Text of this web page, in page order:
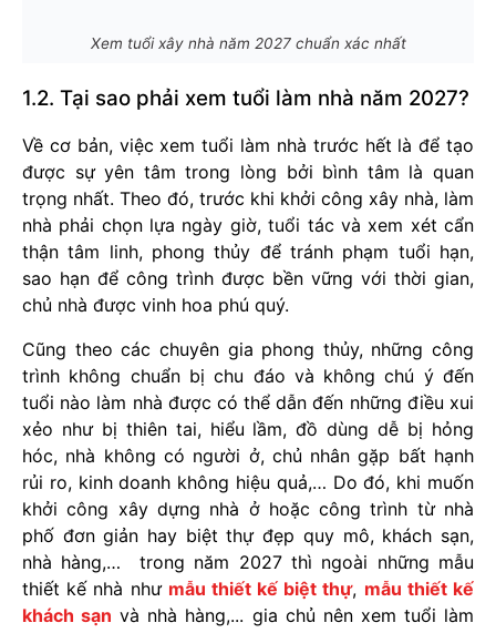
Xem tuổi xây nhà năm 2027 chuẩn xác nhất
1.2. Tại sao phải xem tuổi làm nhà năm 2027?
Về cơ bản, việc xem tuổi làm nhà trước hết là để tạo
được sự yên tâm trong lòng bởi bình tâm là quan
trọng nhất. Theo đó, trước khi khởi công xây nhà, làm
nhà phải chọn lựa ngày giờ, tuổi tác và xem xét cẩn
thận tâm linh, phong thủy để tránh phạm tuổi hạn,
sao hạn để công trình được bền vững với thời gian,
chủ nhà được vinh hoa phú quý.
Cũng theo các chuyên gia phong thủy, những công
trình không chuẩn bị chu đáo và không chú ý đến
tuổi nào làm nhà được có thể dẫn đến những điều xui
xẻo như bị thiên tai, hiểu lầm, đồ dùng dễ bị hỏng
hóc, nhà không có người ở, chủ nhân gặp bất hạnh
rủi ro, kinh doanh không hiệu quả,… Do đó, khi muốn
khởi công xây dựng nhà ở hoặc công trình từ nhà
phố đơn giản hay biệt thự đẹp quy mô, khách sạn,
nhà hàng,… trong năm 2027 thì ngoài những mẫu
thiết kế nhà như mẫu thiết kế biệt thự, mẫu thiết kế
khách sạn và nhà hàng,... gia chủ nên xem tuổi làm